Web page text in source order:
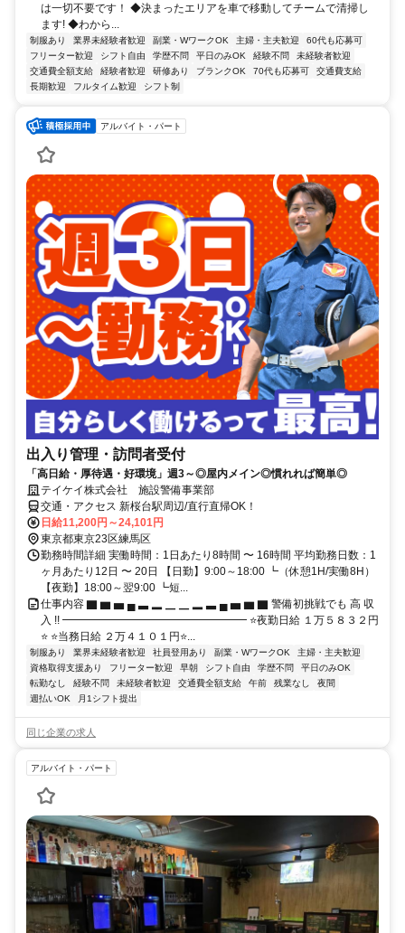
は一切不要です！ ◆決まったエリアを車で移動してチームで清掃し
ます! ◆わから...
制服あり 業界未経験者歓迎 副業・WワークOK 主婦・主夫歓迎
60代も応募可
フリーター歓迎
シフト自由 学歴不問 平日のみOK 経験不問
未経験者歓迎
交通費全額支給
経験者歓迎 研修あり ブランクOK 70代も応募可
交通費支給
長期歓迎
フルタイム歓迎 シフト制
アルバイト・パート
出入り管理・訪問者受付
「高日給・厚待遇・好環境」週3～◎屋内メイン◎慣れれば簡単◎
テイケイ株式会社 施設警備事業部
交通・アクセス 新桜台駅周辺/直行直帰OK！
日給11,200円～24,101円
東京都東京23区練馬区
勤務時間詳細 実働時間：1日あたり8時間 〜 16時間 平均勤務日数：1
ヶ月あたり12日 〜 20日 【日勤】9:00～18:00 ┗（休憩1H/実働8H）
【夜勤】18:00～翌9:00 ┗短...
仕事内容 ▇ ▆ ▅ ▄ ▃ ▂ ▁ ▁ ▂ ▃ ▄ ▅ ▆ ▇ 警備初挑戦でも 高 収
入 !! ━━━━━━━━━━━━━━━━━ ⭐夜勤日給 １万５８３２円
⭐ ⭐当務日給 ２万４１０１円⭐...
制服あり 業界未経験者歓迎 社員登用あり 副業・WワークOK
主婦・主夫歓迎
資格取得支援あり
フリーター歓迎 早朝 シフト自由 学歴不問
平日のみOK
転勤なし
経験不問 未経験者歓迎 交通費全額支給 午前 残業なし
夜間
週払いOK
月1シフト提出
同じ企業の求人
アルバイト・パート